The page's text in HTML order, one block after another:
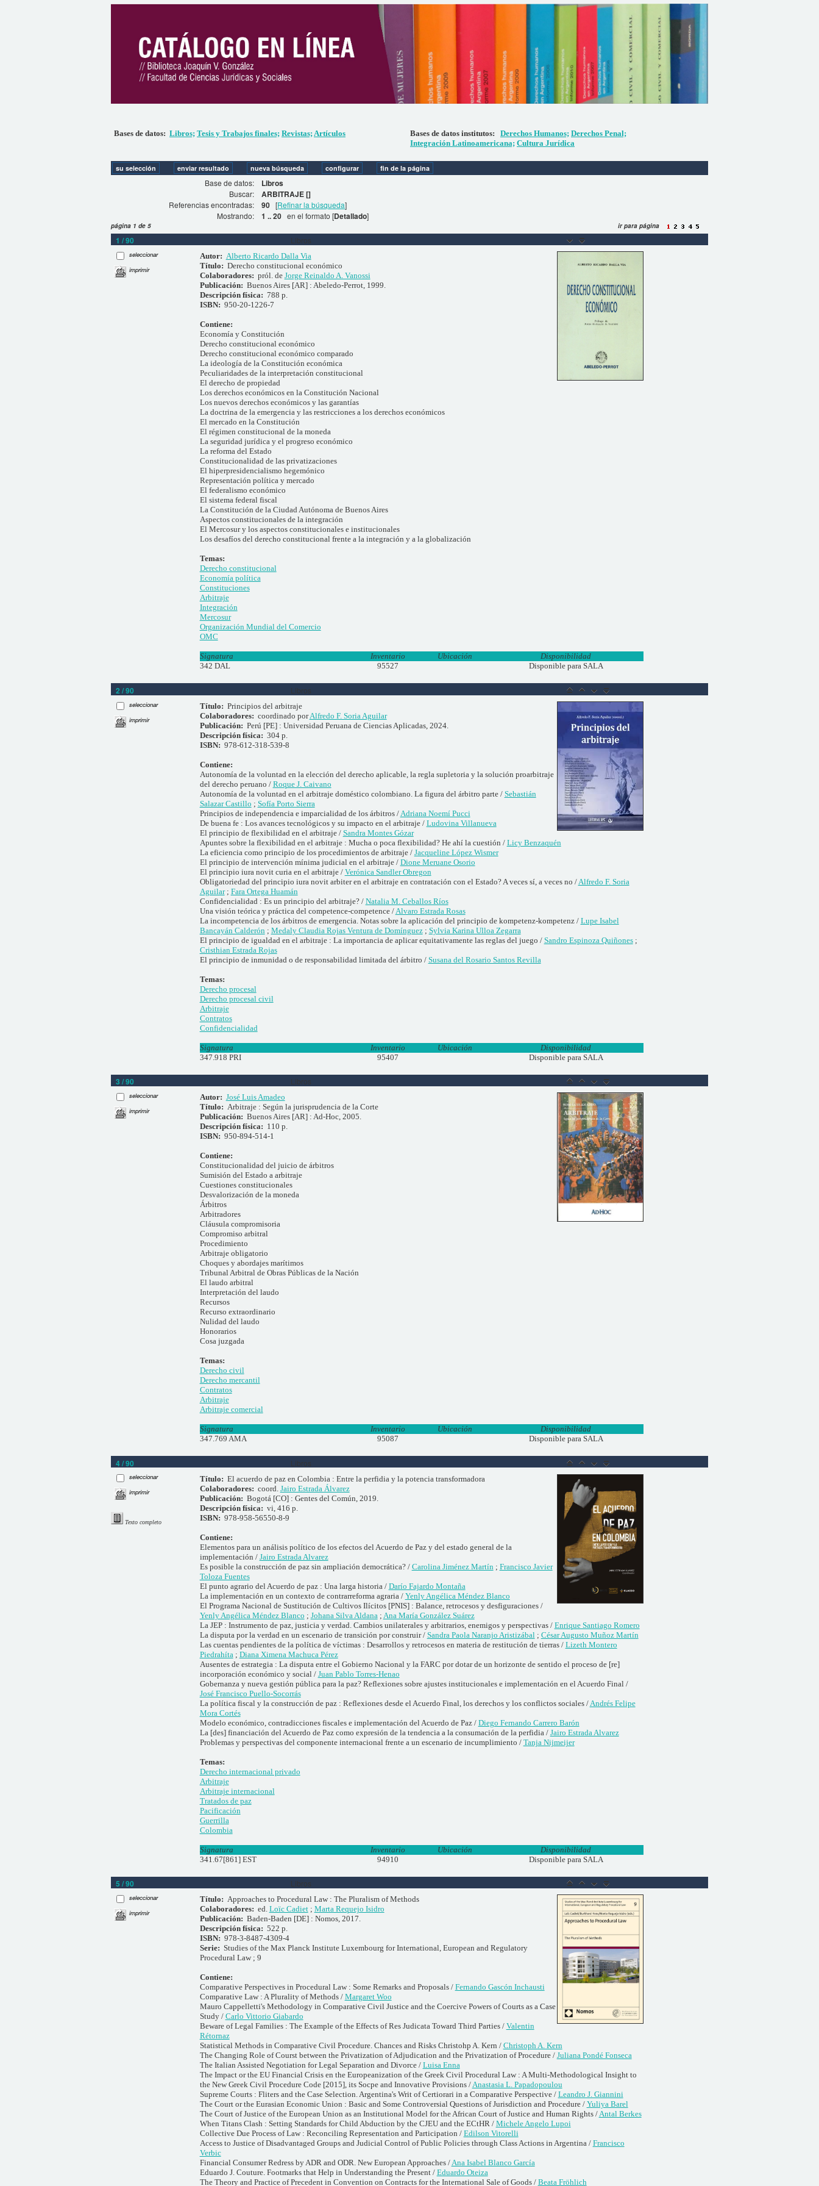
Bases de datos: Libros; Tesis y Trabajos finales; Revistas;Artículos Bases de datos institutos: Derechos Humanos; Derechos Penal;
Integración Latinoamericana; Cultura Jurídica
Base de datos: Libros
Buscar: ARBITRAJE []
Referencias encontradas: 90 [Refinar la búsqueda]
Mostrando:
1 .. 20 en el formato [Detallado]
página 1 de 5 ir para página
1 / 90 Libros
seleccionar
imprimir
Autor: Alberto Ricardo Dalla Via
Título: Derecho constitucional económico
Colaboradores: pról. de Jorge Reinaldo A. Vanossi
Publicación: Buenos Aires [AR] : Abeledo-Perrot, 1999.
Descripción física: 788 p.
ISBN: 950-20-1226-7
Contiene:
Economía y Constitución
Derecho constitucional económico
Derecho constitucional económico comparado
La ideología de la Constitución económica
Peculiaridades de la interpretación constitucional
El derecho de propiedad
Los derechos económicos en la Constitución Nacional
Los nuevos derechos económicos y las garantías
La doctrina de la emergencia y las restricciones a los derechos económicos
El mercado en la Constitución
El régimen constitucional de la moneda
La seguridad jurídica y el progreso económico
La reforma del Estado
Constitucionalidad de las privatizaciones
El hiperpresidencialismo hegemónico
Representación política y mercado
El federalismo económico
El sistema federal fiscal
La Constitución de la Ciudad Autónoma de Buenos Aires
Aspectos constitucionales de la integración
El Mercosur y los aspectos constitucionales e institucionales
Los desafíos del derecho constitucional frente a la integración y a la globalización
Temas:
Derecho constitucional
Economía política
Constituciones
Arbitraje
Integración
Mercosur
Organización Mundial del Comercio
OMC
Signatura Inventario Ubicación
Disponibilidad
342 DAL
95527 Disponible para SALA
2 / 90 Libros
seleccionar
imprimir
Título: Principios del arbitraje
Colaboradores: coordinado porAlfredo F. Soria Aguilar
Publicación: Perú [PE] : Universidad Peruana de Ciencias Aplicadas, 2024.
Descripción física: 304 p.
ISBN: 978-612-318-539-8
Contiene:
Autonomía de la voluntad en la elección del derecho aplicable, la regla supletoria y la solución proarbitraje
del derecho peruano / Roque J. Caivano
Autonomía de la voluntad en el arbitraje doméstico colombiano. La figura del árbitro parte / Sebastián
Salazar Castillo ; Sofía Porto Sierra
Principios de independencia e imparcialidad de los árbitros / Adriana Noemí Pucci
De buena fe : Los avances tecnológicos y su impacto en el arbitraje / Ludovina Villanueva
El principio de flexibilidad en el arbitraje / Sandra Montes Gózar
Apuntes sobre la flexibilidad en el arbitraje : Mucha o poca flexibilidad? He ahí la cuestión / Licy Benzaquén
La eficiencia como principio de los procedimientos de arbitraje / Jacqueline López Wismer
El principio de intervención mínima judicial en el arbitraje / Dione Meruane Osorio
El principio iura novit curia en el arbitraje / Verónica Sandler Obregon
Obligatoriedad del principio iura novit arbiter en el arbitraje en contratación con el Estado? A veces sí, a veces no / Alfredo F. Soria
Aguilar; Fara Ortega Huamán
Confidencialidad : Es un principio del arbitraje? / Natalia M. Ceballos Ríos
Una visión teórica y práctica del competence-competence / Alvaro Estrada Rosas
La incompetencia de los árbitros de emergencia. Notas sobre la aplicación del principio de kompetenz-kompetenz / Lupe Isabel
Bancayán Calderón ; Medaly Claudia Rojas Ventura de Domínguez; Sylvia Karina Ulloa Zegarra
El principio de igualdad en el arbitraje : La importancia de aplicar equitativamente las reglas del juego / Sandro Espinoza Quiñones;
Cristhian Estrada Rojas
El principio de inmunidad o de responsabilidad limitada del árbitro / Susana del Rosario Santos Revilla
Temas:
Derecho procesal
Derecho procesal civil
Arbitraje
Contratos
Confidencialidad
Signatura Inventario Ubicación
Disponibilidad
347.918 PRI
95407 Disponible para SALA
3 / 90 Libros
seleccionar
imprimir
Autor: José Luis Amadeo
Título: Arbitraje : Según la jurisprudencia de la Corte
Publicación: Buenos Aires [AR] : Ad-Hoc, 2005.
Descripción física: 110 p.
ISBN: 950-894-514-1
Contiene:
Constitucionalidad del juicio de árbitros
Sumisión del Estado a arbitraje
Cuestiones constitucionales
Desvalorización de la moneda
Árbitros
Arbitradores
Cláusula compromisoria
Compromiso arbitral
Procedimiento
Arbitraje obligatorio
Choques y abordajes marítimos
Tribunal Arbitral de Obras Públicas de la Nación
El laudo arbitral
Interpretación del laudo
Recursos
Recurso extraordinario
Nulidad del laudo
Honorarios
Cosa juzgada
Temas:
Derecho civil
Derecho mercantil
Contratos
Arbitraje
Arbitraje comercial
Signatura Inventario Ubicación
Disponibilidad
347.769 AMA
95087 Disponible para SALA
4 / 90 Libros
seleccionar
imprimir
Texto completo
Título: El acuerdo de paz en Colombia : Entre la perfidia y la potencia transformadora
Colaboradores: coord. Jairo Estrada Álvarez
Publicación: Bogotá [CO] : Gentes del Común, 2019.
Descripción física: vi, 416 p.
ISBN: 978-958-56550-8-9
Contiene:
Elementos para un análisis político de los efectos del Acuerdo de Paz y del estado general de la
implementación / Jairo Estrada Alvarez
Es posible la construcción de paz sin ampliación democrática? / Carolina Jiménez Martín ; Francisco Javier
Toloza Fuentes
El punto agrario del Acuerdo de paz : Una larga historia / Darío Fajardo Montaña
La implementación en un contexto de contrarreforma agraria / Yenly Angélica Méndez Blanco
El Programa Nacional de Sustitución de Cultivos Ilícitos [PNIS] : Balance, retrocesos y desfiguraciones /
Yenly Angélica Méndez Blanco ; Johana Silva Aldana ; Ana María González Suárez
La JEP : Instrumento de paz, justicia y verdad. Cambios unilaterales y arbitrarios, enemigos y perspectivas / Enrique Santiago Romero
La disputa por la verdad en un escenario de transición por construir / Sandra Paola Naranjo Aristizábal ; César Augusto Muñoz Martín
Las cuentas pendientes de la política de víctimas : Desarrollos y retrocesos en materia de restitución de tierras / Lizeth Montero
Piedrahíta ; Diana Ximena Machuca Pérez
Ausentes de estrategia : La disputa entre el Gobierno Nacional y la FARC por dotar de un horizonte de sentido el proceso de [re]
incorporación económico y social / Juan Pablo Torres-Henao
Gobernanza y nueva gestión pública para la paz? Reflexiones sobre ajustes institucionales e implementación en el Acuerdo Final /
José Francisco Puello-Socorrás
La política fiscal y la construcción de paz : Reflexiones desde el Acuerdo Final, los derechos y los conflictos sociales / Andrés Felipe
Mora Cortés
Modelo económico, contradicciones fiscales e implementación del Acuerdo de Paz / Diego Fernando Carrero Barón
La [des] financiación del Acuerdo de Paz como expresión de la tendencia a la consumación de la perfidia / Jairo Estrada Alvarez
Problemas y perspectivas del componente internacional frente a un escenario de incumplimiento / Tanja Nijmeijer
Temas:
Derecho internacional privado
Arbitraje
Arbitraje internacional
Tratados de paz
Pacificación
Guerrilla
Colombia
Signatura Inventario Ubicación
Disponibilidad
341.67[861] EST
94910 Disponible para SALA
5 / 90 Libros
seleccionar
imprimir
Título: Approaches to Procedural Law : The Pluralism of Methods
Colaboradores: ed. Loïc Cadiet; Marta Requejo Isidro
Publicación: Baden-Baden [DE] : Nomos, 2017.
Descripción física: 522 p.
ISBN: 978-3-8487-4309-4
Serie: Studies of the Max Planck Institute Luxembourg for International, European and Regulatory
Procedural Law ; 9
Contiene:
Comparative Perspectives in Procedural Law : Some Remarks and Proposals / Fernando Gascón Inchausti
Comparative Law : A Plurality of Methods / Margaret Woo
Mauro Cappelletti's Methodology in Comparative Civil Justice and the Coercive Powers of Courts as a Case
Study / Carlo Vittorio Giabardo
Beware of Legal Families : The Example of the Effects of Res Judicata Toward Third Parties / Valentin
Rétornaz
Statistical Methods in Comparative Civil Procedure. Chances and Risks Christohp A. Kern / Christoph A. Kern
The Changing Role of Courst between the Privatization of Adjudication and the Privatization of Procedure / Juliana Pondé Fonseca
The Italian Assisted Negotiation for Legal Separation and Divorce / Luisa Enna
The Impact or the EU Financial Crisis en the Europeanization of the Greek Civil Procedural Law : A Multi-Methodological Insight to
the New Greek Civil Procedure Code [2015], its Socpe and Innovative Provisions / Anastasia L. Papadopoulou
Supreme Courts : Fliters and the Case Selection. Argentina's Writ of Certiorari in a Comparative Perspective / Leandro J. Giannini
The Court or the Eurasian Economic Union : Basic and Some Controversial Questions of Jurisdiction and Procedure / Yuliya Barel
The Court of Justice of the European Union as an Institutional Model for the African Court of Justice and Human Rights / Antal Berkes
When Titans Clash : Setting Standards for Child Abduction by the CJEU and the ECtHR / Michele Angelo Lupoi
Collective Due Process of Law : Reconciling Representation and Participation / Edilson Vitorelli
Access to Justice of Disadvantaged Groups and Judicial Control of Public Policies through Class Actions in Argentina / Francisco
Verbic
Financial Consumer Redress by ADR and ODR. New European Approaches / Ana Isabel Blanco García
Eduardo J. Couture. Footmarks that Help in Understanding the Present / Eduardo Oteiza
The Theory and Practice of Precedent in Convention on Contracts for the International Sale of Goods / Beata Fröhlich